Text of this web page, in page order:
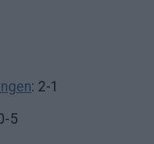
: 2-1
5